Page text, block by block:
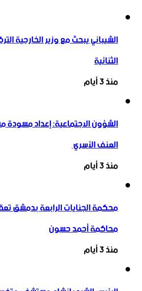
الشيباني يبحث مع وزير الخارجية
الثنائية
منذ 3 أيام
الشؤون الاجتماعية: إعداد
العنف الأسري ‏
منذ 3 أيام
محكمة الجنايات الرابعة بدمشق
محاكمة أحمد حسون
منذ 3 أيام